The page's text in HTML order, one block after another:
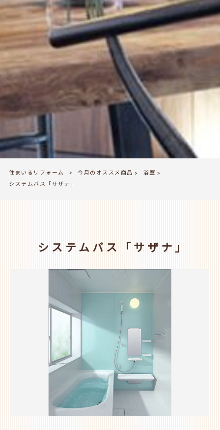
住まいるリフォーム > 今月のオススメ商品 > 浴室 >
システムバス「サザナ」
システムバス「サザナ」